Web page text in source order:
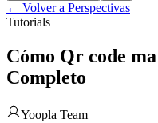
← Volver a Perspectivas
Tutorials
Cómo Qr code
Completo
Yoopla Team